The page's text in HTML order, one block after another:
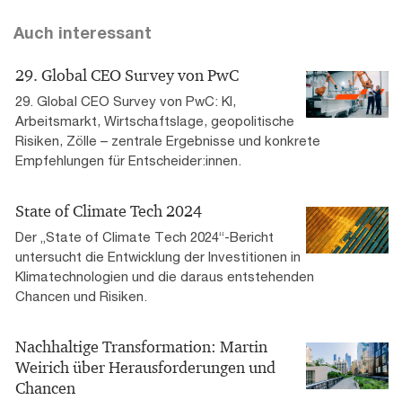
Auch interessant
29. Global CEO Survey von PwC
29. Global CEO Survey von PwC: KI,
Arbeitsmarkt, Wirtschaftslage, geopolitische
Risiken, Zölle – zentrale Ergebnisse und konkrete
Empfehlungen für Entscheider:innen.
State of Climate Tech 2024
Der „State of Climate Tech 2024“-Bericht
untersucht die Entwicklung der Investitionen in
Klimatechnologien und die daraus entstehenden
Chancen und Risiken.
Nachhaltige Transformation: Martin
Weirich über Herausforderungen und
Chancen